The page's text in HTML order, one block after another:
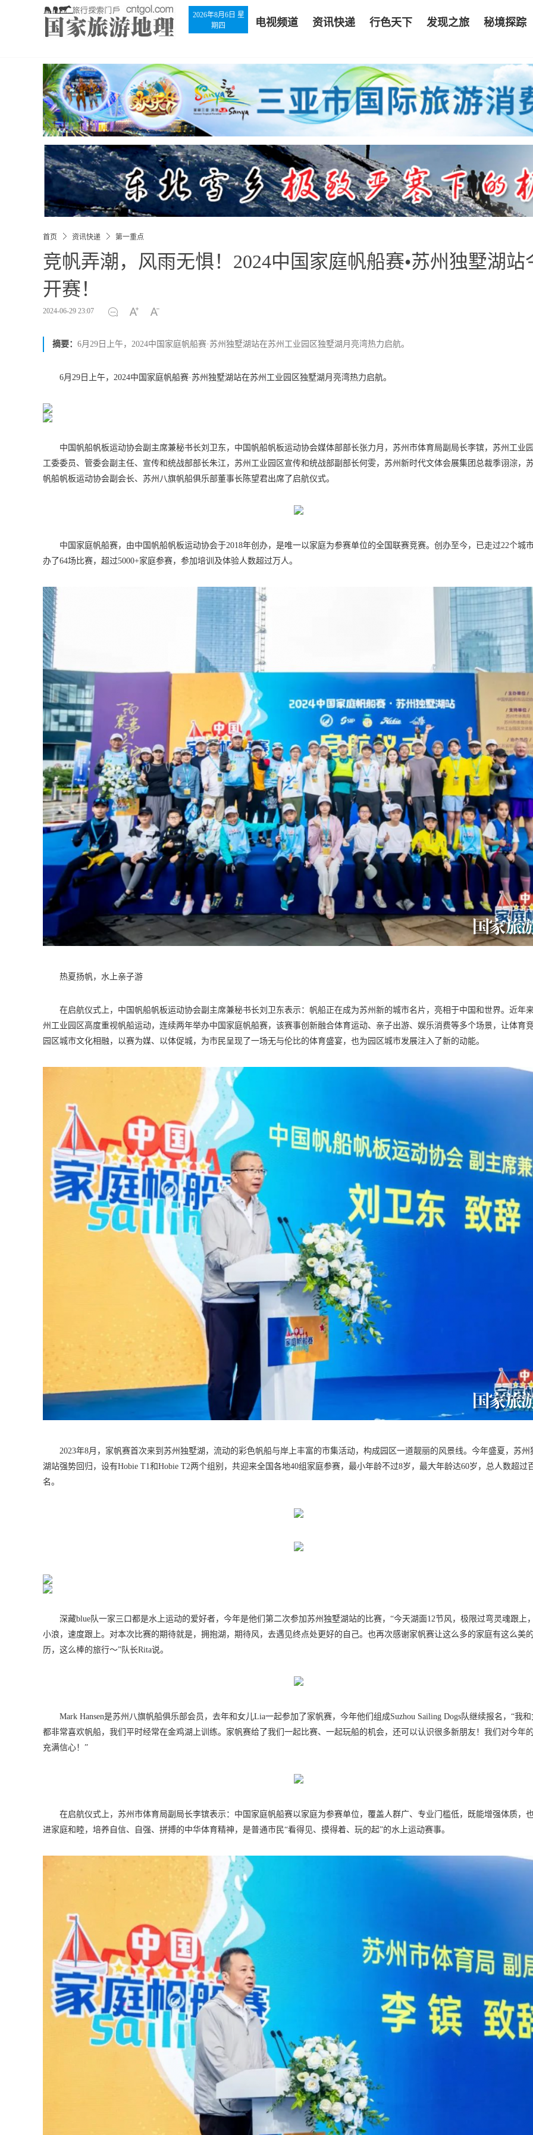
2026年8月6日 星
期四
电视频道 资讯快递 行色天下 发现之旅 秘境探踪
首页 资讯快递 第一重点
竞帆弄潮，风雨无惧！2024中国家庭帆船赛•苏州独墅湖站
开赛！
2024-06-29 23:07
摘要： 6月29日上午，2024中国家庭帆船赛·苏州独墅湖站在苏州工业园区独墅湖月亮湾热力启航。
6月29日上午，2024中国家庭帆船赛·苏州独墅湖站在苏州工业园区独墅湖月亮湾热力启航。
中国帆船帆板运动协会副主席兼秘书长刘卫东，中国帆船帆板运动协会媒体部部长张力月，苏州市体育局副局长李镔，苏州工业
工委委员、管委会副主任、宣传和统战部部长朱江，苏州工业园区宣传和统战部副部长何雯，苏州新时代文体会展集团总裁季诩淙，
帆船帆板运动协会副会长、苏州八旗帆船俱乐部董事长陈望君出席了启航仪式。
中国家庭帆船赛，由中国帆船帆板运动协会于2018年创办，是唯一以家庭为参赛单位的全国联赛竞赛。创办至今，已走过22个城
办了64场比赛，超过5000+家庭参赛，参加培训及体验人数超过万人。
热夏扬帆，水上亲子游
在启航仪式上，中国帆船帆板运动协会副主席兼秘书长刘卫东表示：帆船正在成为苏州新的城市名片，亮相于中国和世界。近年
州工业园区高度重视帆船运动，连续两年举办中国家庭帆船赛，该赛事创新融合体育运动、亲子出游、娱乐消费等多个场景，让体育
园区城市文化相融，以赛为媒、以体促城，为市民呈现了一场无与伦比的体育盛宴，也为园区城市发展注入了新的动能。
2023年8月，家帆赛首次来到苏州独墅湖，流动的彩色帆船与岸上丰富的市集活动，构成园区一道靓丽的风景线。今年盛夏，苏州
湖站强势回归，设有Hobie T1和Hobie T2两个组别，共迎来全国各地40组家庭参赛，最小年龄不过8岁，最大年龄达60岁，总人数超过
名。
深藏blue队一家三口都是水上运动的爱好者，今年是他们第二次参加苏州独墅湖站的比赛，“今天湖面12节风，极限过弯灵魂跟上
小浪，速度跟上。对本次比赛的期待就是，拥抱湖，期待风，去遇见终点处更好的自己。也再次感谢家帆赛让这么多的家庭有这么美
历，这么棒的旅行～”队长Rita说。
Mark Hansen是苏州八旗帆船俱乐部会员，去年和女儿Lia一起参加了家帆赛，今年他们组成Suzhou Sailing Dogs队继续报名，“我
都非常喜欢帆船，我们平时经常在金鸡湖上训练。家帆赛给了我们一起比赛、一起玩船的机会，还可以认识很多新朋友！我们对今年
充满信心！”
在启航仪式上，苏州市体育局副局长李镔表示：中国家庭帆船赛以家庭为参赛单位，覆盖人群广、专业门槛低，既能增强体质，
进家庭和睦，培养自信、自强、拼搏的中华体育精神，是普通市民“看得见、摸得着、玩的起”的水上运动赛事。